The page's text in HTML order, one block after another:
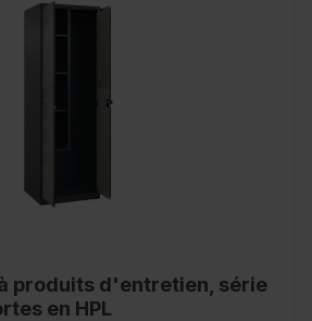
produits d'entretien, série
en HPL